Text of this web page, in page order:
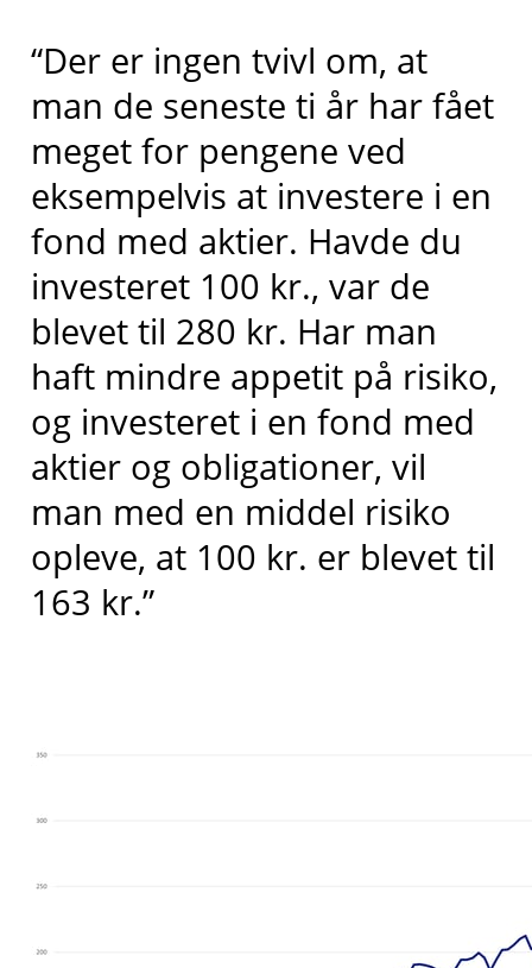
“Der er ingen tvivl om, at
man de seneste ti år har fået
meget for pengene ved
eksempelvis at investere i en
fond med aktier. Havde du
investeret 100 kr., var de
blevet til 280 kr. Har man
haft mindre appetit på risiko,
og investeret i en fond med
aktier og obligationer, vil
man med en middel risiko
opleve, at 100 kr. er blevet til
163 kr.”